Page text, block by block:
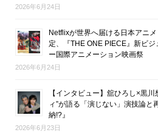
2026年6月24日
Netflixが世界へ届ける日本アニ
定、『THE ONE PIECE』新ビ
ー国際アニメーション映画祭
2026年6月24日
【インタビュー】舘ひろし×黒
ィ”が語る「演じない」演技論と
納!?』
2026年6月23日